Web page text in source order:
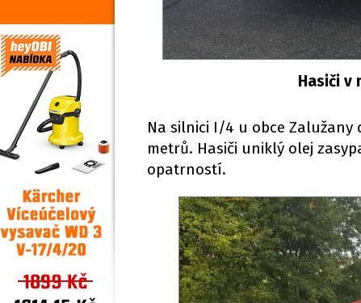
Hasiči v
Na silnici I/4 u obce
metrů. Hasiči uniklý olej
opatrností.